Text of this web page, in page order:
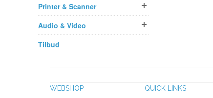
Printer & Scanner
Audio & Video
Tilbud
WEBSHOP QUICK LINKS